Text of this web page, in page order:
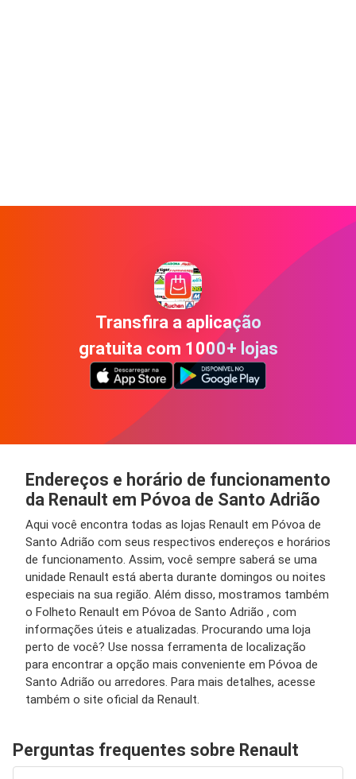
Transfira a aplicação
gratuita com 1000+ lojas
Endereços e horário de funcionamento
da Renault em Póvoa de Santo Adrião
Aqui você encontra todas as lojas Renault em Póvoa de
Santo Adrião com seus respectivos endereços e horários
de funcionamento. Assim, você sempre saberá se uma
unidade Renault está aberta durante domingos ou noites
especiais na sua região. Além disso, mostramos também
o Folheto Renault em Póvoa de Santo Adrião , com
informações úteis e atualizadas. Procurando uma loja
perto de você? Use nossa ferramenta de localização
para encontrar a opção mais conveniente em Póvoa de
Santo Adrião ou arredores. Para mais detalhes, acesse
também o site oficial da Renault.
Perguntas frequentes sobre Renault